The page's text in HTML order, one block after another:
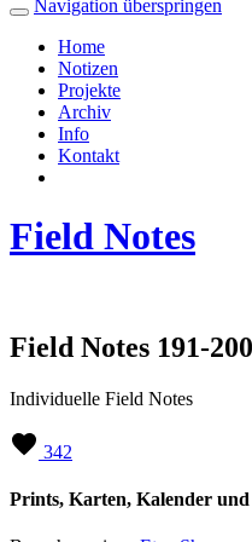
Navigation überspringen
Home
Notizen
Projekte
Archiv
Info
Kontakt
Field Notes
Field Notes 191-200
Individuelle Field Notes
342
Prints, Karten, Kalender